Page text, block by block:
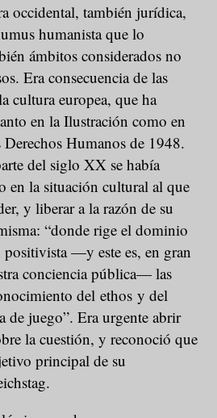
occidental, también jurídica,
humanista que lo
ámbitos considerados no
Era consecuencia de las
cultura europea, que ha
en la Ilustración como en
Humanos de 1948.
del siglo XX se había
en la situación cultural al que
y liberar a la razón de su
“donde rige el dominio
positivista —y este es, en gran
conciencia pública— las
del ethos y del
de juego”. Era urgente abrir
la cuestión, y reconoció que
principal de su